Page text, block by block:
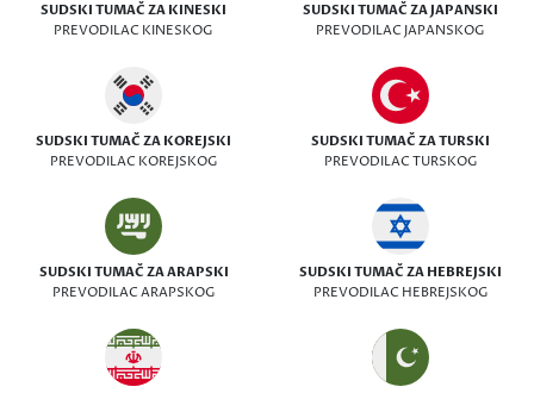
SUDSKI TUMAČ ZA KINESKI
PREVODILAC KINESKOG
SUDSKI TUMAČ ZA JAPANSKI
PREVODILAC JAPANSKOG
SUDSKI TUMAČ ZA KOREJSKI
PREVODILAC KOREJSKOG
SUDSKI TUMAČ ZA TURSKI
PREVODILAC TURSKOG
SUDSKI TUMAČ ZA ARAPSKI
PREVODILAC ARAPSKOG
SUDSKI TUMAČ ZA HEBREJSKI
PREVODILAC HEBREJSKOG